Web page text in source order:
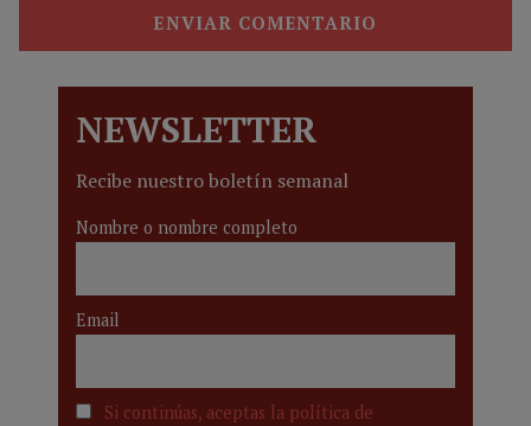
NEWSLETTER
Recibe nuestro boletín semanal
Nombre o nombre completo
Email
Si continúas, aceptas la política de